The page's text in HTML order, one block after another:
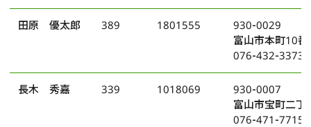
田原 優太郎 389 1801555
930-0029
富山市本町10
076-432-3373
長木 秀嘉 339 1018069
930-0007
富山市宝町二丁
076-471-7715